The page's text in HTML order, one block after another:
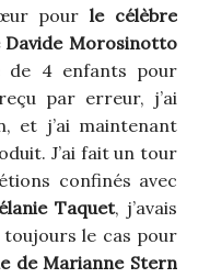
pourle célèbre
Davide Morosinotto
de 4 enfants pour
par erreur, j’ai
et j’ai maintenant
J’ai fait un tour
confinés avec
Taquet, j’avais
le cas pour
de Marianne Stern